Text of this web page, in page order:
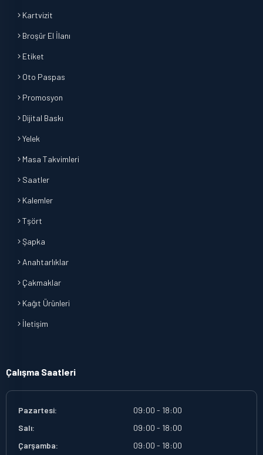
Kartvizit
Broşür El İlanı
Etiket
Oto Paspas
Promosyon
Dijital Baskı
Yelek
Masa Takvimleri
Saatler
Kalemler
Tşört
Şapka
Anahtarlıklar
Çakmaklar
Kağıt Ürünleri
İletişim
Çalışma Saatleri
Pazartesi:
09:00 - 18:00
Salı:
09:00 - 18:00
Çarşamba:
09:00 - 18:00